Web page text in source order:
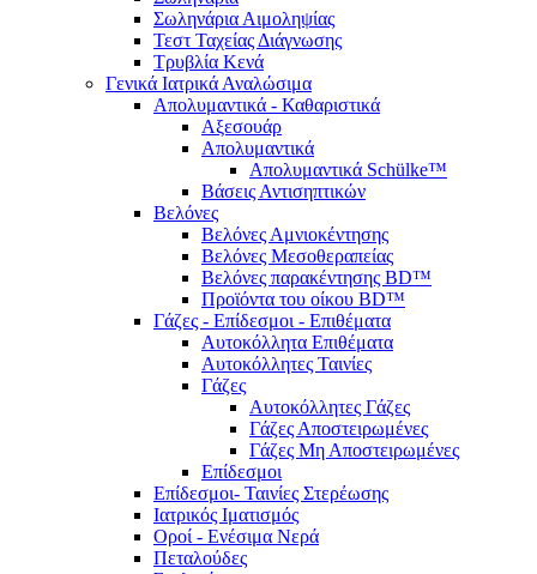
Σωληνάρια Αιμοληψίας
Τεστ Ταχείας Διάγνωσης
Τρυβλία Κενά
Γενικά Ιατρικά Αναλώσιμα
Απολυμαντικά - Καθαριστικά
Αξεσουάρ
Απολυμαντικά
Απολυμαντικά Schülke™
Βάσεις Αντισηπτικών
Βελόνες
Βελόνες Αμνιοκέντησης
Βελόνες Μεσοθεραπείας
Βελόνες παρακέντησης BD™
Προϊόντα του οίκου BD™
Γάζες - Επίδεσμοι - Επιθέματα
Αυτοκόλλητα Επιθέματα
Αυτοκόλλητες Ταινίες
Γάζες
Αυτοκόλλητες Γάζες
Γάζες Αποστειρωμένες
Γάζες Μη Αποστειρωμένες
Επίδεσμοι
Επίδεσμοι- Ταινίες Στερέωσης
Ιατρικός Ιματισμός
Οροί - Ενέσιμα Νερά
Πεταλούδες